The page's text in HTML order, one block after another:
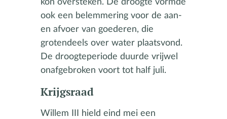
ook een belemmering voor de aan-
en afvoer van goederen, die
grotendeels over water plaatsvond.
De droogteperiode duurde vrijwel
onafgebroken voort tot half juli.
Krijgsraad
Willem III hield eind mei een